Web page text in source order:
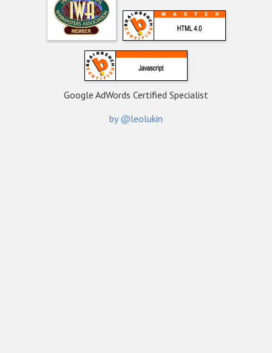
Google AdWords Certified Specialist
by @leolukin